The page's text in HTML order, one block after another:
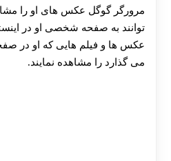
مرورگر گوگل عکس های او را
توانند به صفحه شخصی او در
عکس ها و فیلم هایی که او در
می گذارد را مشاهده نمایند.